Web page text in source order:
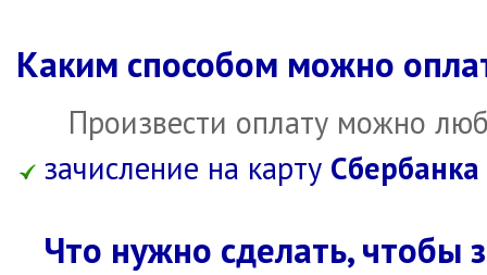
Каким способом можно
Произвести оплату можно
зачисление на карту Сбербанка
Что нужно сделать, чтобы